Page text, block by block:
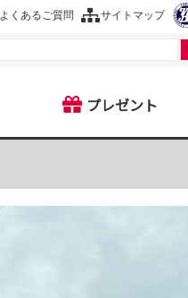
よくあるご質問 サイトマップ
プレゼント